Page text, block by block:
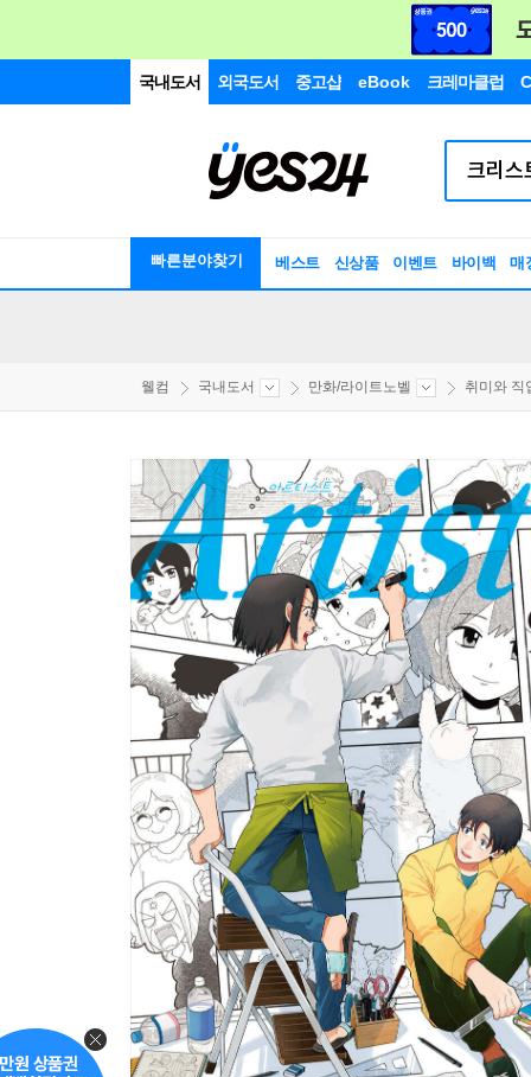
국내도서 외국도서 중고샵 eBook 크레마클럽
빠른분야찾기 베스트 신상품 이벤트 바이백 매
웰컴 국내도서 만화/라이트노벨 취미와 직